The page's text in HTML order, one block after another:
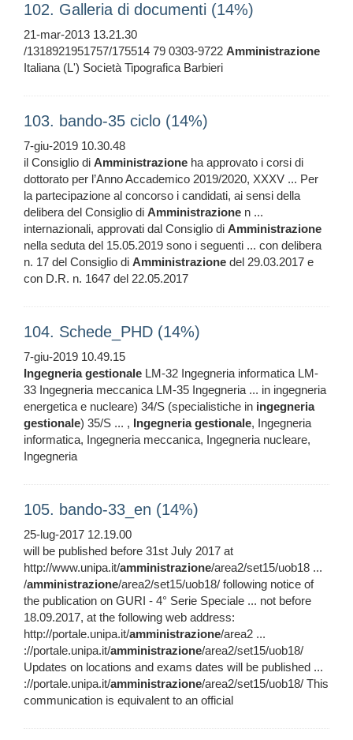
102. Galleria di documenti (14%)
21-mar-2013 13.21.30
/1318921951757/175514 79 0303-9722 Amministrazione
Italiana (L') Società Tipografica Barbieri
103. bando-35 ciclo (14%)
7-giu-2019 10.30.48
il Consiglio di Amministrazione ha approvato i corsi di
dottorato per l’Anno Accademico 2019/2020, XXXV ... Per
la partecipazione al concorso i candidati, ai sensi della
delibera del Consiglio di Amministrazione n ...
internazionali, approvati dal Consiglio di Amministrazione
nella seduta del 15.05.2019 sono i seguenti ... con delibera
n. 17 del Consiglio di Amministrazione del 29.03.2017 e
con D.R. n. 1647 del 22.05.2017
104. Schede_PHD (14%)
7-giu-2019 10.49.15
Ingegneria gestionale LM-32 Ingegneria informatica LM-
33 Ingegneria meccanica LM-35 Ingegneria ... in ingegneria
energetica e nucleare) 34/S (specialistiche in ingegneria
gestionale) 35/S ... , Ingegneria gestionale, Ingegneria
informatica, Ingegneria meccanica, Ingegneria nucleare,
Ingegneria
105. bando-33_en (14%)
25-lug-2017 12.19.00
will be published before 31st July 2017 at
http://www.unipa.it/amministrazione/area2/set15/uob18 ...
/amministrazione/area2/set15/uob18/ following notice of
the publication on GURI - 4° Serie Speciale ... not before
18.09.2017, at the following web address:
http://portale.unipa.it/amministrazione/area2 ...
://portale.unipa.it/amministrazione/area2/set15/uob18/
Updates on locations and exams dates will be published ...
://portale.unipa.it/amministrazione/area2/set15/uob18/ This
communication is equivalent to an official